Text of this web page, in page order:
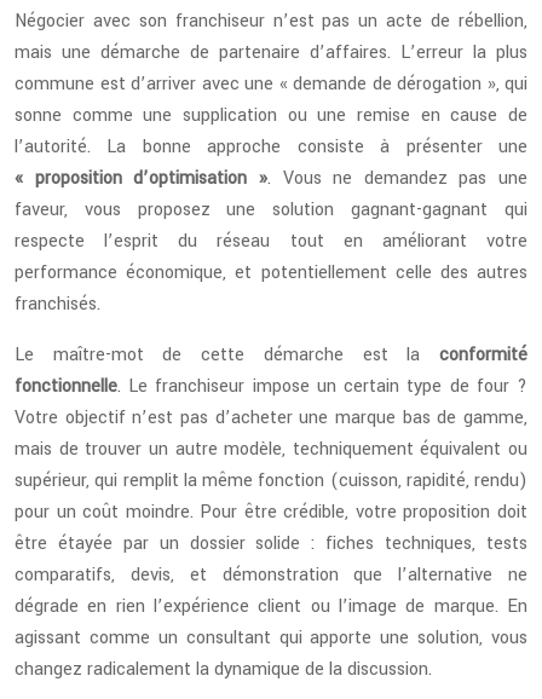
Négocier avec son franchiseur n’est pas un acte de rébellion,
mais une démarche de partenaire d’affaires. L’erreur la plus
commune est d’arriver avec une « demande de dérogation », qui
sonne comme une supplication ou une remise en cause de
l’autorité. La bonne approche consiste à présenter une
« proposition d’optimisation ». Vous ne demandez pas une
faveur, vous proposez une solution gagnant-gagnant qui
respecte l’esprit du réseau tout en améliorant votre
performance économique, et potentiellement celle des autres
franchisés.
Le maître-mot de cette démarche est la conformité
fonctionnelle. Le franchiseur impose un certain type de four ?
Votre objectif n’est pas d’acheter une marque bas de gamme,
mais de trouver un autre modèle, techniquement équivalent ou
supérieur, qui remplit la même fonction (cuisson, rapidité, rendu)
pour un coût moindre. Pour être crédible, votre proposition doit
être étayée par un dossier solide : fiches techniques, tests
comparatifs, devis, et démonstration que l’alternative ne
dégrade en rien l’expérience client ou l’image de marque. En
agissant comme un consultant qui apporte une solution, vous
changez radicalement la dynamique de la discussion.